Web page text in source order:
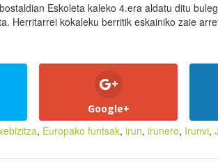
Eskoleta kaleko 4.era aldatu ditu
Herritarrei kokaleku berritik eskainiko zaie
Google+
, Europako funtsak, irun, irunero, Irunvi,